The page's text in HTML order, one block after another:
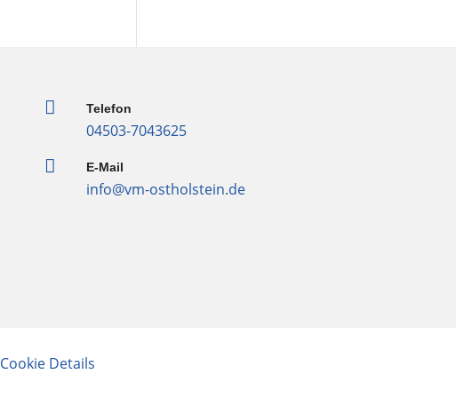
 Telefon
04503-7043625
 E-Mail
info@vm-ostholstein.de
Cookie Details